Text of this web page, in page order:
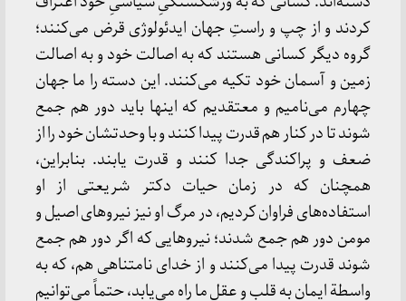
کردند و از چپ‌ و راستِ جهان‌ ایدئولوژی‌ قرض‌ می‌کنند؛
گروه‌ دیگر کسانی‌ هستند که‌ به‌ اصالت‌ خود و به‌ اصالت‌
زمین‌ و آسمان‌ خود تکیه‌ می‌کنند. این‌ دسته‌ را ما جهان‌
چهارم‌ می‌نامیم‌ و معتقدیم‌ که‌ اینها باید دور هم‌ جمع‌
شوند تا در کنار هم‌ قدرت‌ پیدا کنند و با وحدتشان‌ خود را از
ضعف‌ و پراکندگی‌ جدا کنند و قدرت‌ یابند. بنابراین‌،
همچنان‌ که‌ در زمان‌ حیات‌ دکتر شریعتی‌ از او
استفاده‌های‌ فراوان‌ کردیم‌، در مرگ‌ او نیز نیروهای‌ اصیل‌ و
مومن‌ دور هم‌ جمع‌ شدند؛ نیروهایی‌ که‌ اگر دور هم‌ جمع‌
شوند قدرت‌ پیدا می‌کنند و از خدای‌ نامتناهی‌ هم‌، که‌ به‌
واسطة‌ ایمان‌ به‌ قلب‌ و عقل‌ ما راه‌ می‌یابد، حتماً می‌توانیم‌